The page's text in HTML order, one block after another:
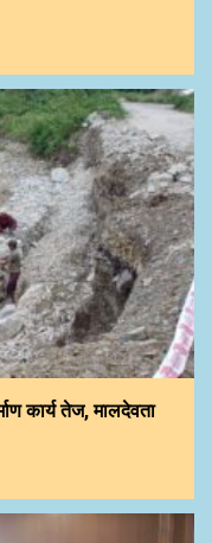
कार्य तेज, मालदेवता